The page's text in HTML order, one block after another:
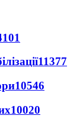
11377
10546
10020